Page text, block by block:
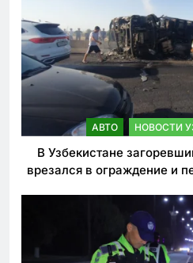
АВТО НОВОСТИ
В Узбекистане
врезался в ограждение и